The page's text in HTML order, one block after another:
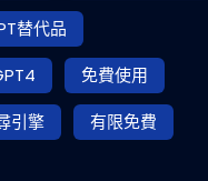
替代品
免費使用
引擎
有限免費